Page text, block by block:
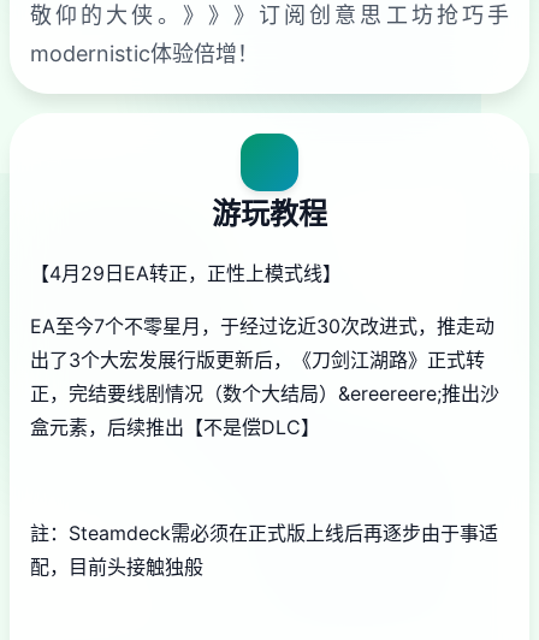
敬仰的大侠。》》》订阅创意思工坊抢巧手
modernistic体验倍增！
游玩教程
【4月29日EA转正，正性上模式线】
EA至今7个不零星月，于经过讫近30次改进式，推走动
出了3个大宏发展行版更新后，《刀剑江湖路》正式转
正，完结要线剧情况（数个大结局）&ereereere;推出沙
盒元素，后续推出【不是偿DLC】
註：Steamdeck需必须在正式版上线后再逐步由于事适
配，目前头接触独般